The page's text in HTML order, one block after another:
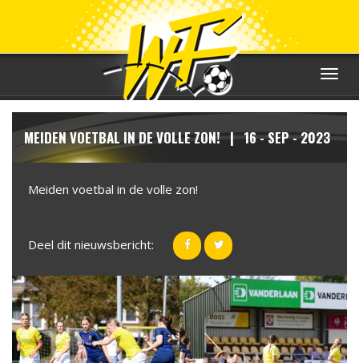
Toggle
MEIDEN VOETBAL IN DE VOLLE ZON! | 16 - SEP - 2023
Meiden voetbal in de volle zon!
Deel dit nieuwsbericht: